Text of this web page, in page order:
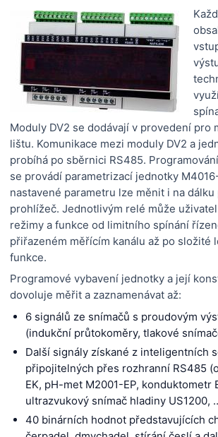
Moduly DV2 se dodávají v provedení pro
lištu. Komunikace mezi moduly DV2 a
probíhá po sběrnici RS485.
se provádí parametrizací jednotky
nastavené parametru lze měnit i na
prohlížeč. Jednotlivým relé může
režimy a funkce od limitního spínání
přiřazeném měřícím kanálu až po složité
funkce.
Programové vybavení jednotky a její
dovoluje měřit a zaznamenávat až:
6 signálů ze snímačů s proudovým
(indukční průtokoměry, tlakové
Další signály získané z inteligentních
připojitelných přes rozhranní RS485
EK, pH-met M2001-EP, konduktometr
ultrazvukový snímač hladiny US1200,
40 binárních hodnot představujících